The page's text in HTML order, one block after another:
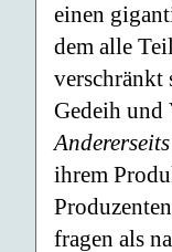
einen
dem alle
verschränkt
Gedeih und
Andererseits
ihrem
fragen als